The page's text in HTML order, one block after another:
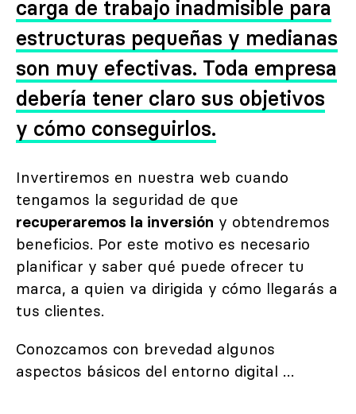
carga de trabajo inadmisible para
estructuras pequeñas y medianas
son muy efectivas. Toda empresa
debería tener claro sus objetivos
y cómo conseguirlos.
Invertiremos en nuestra web cuando
tengamos la seguridad de que
recuperaremos la inversión y obtendremos
beneficios. Por este motivo es necesario
planificar y saber qué puede ofrecer tu
marca, a quien va dirigida y cómo llegarás a
tus clientes.
Conozcamos con brevedad algunos
aspectos básicos del entorno digital …